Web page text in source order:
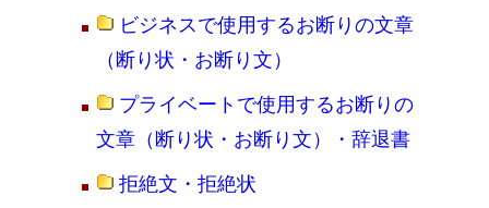
ビジネスで使用するお断りの文章
（断り状・お断り文）
プライベートで使用するお断りの
文章（断り状・お断り文）・辞退書
拒絶文・拒絶状